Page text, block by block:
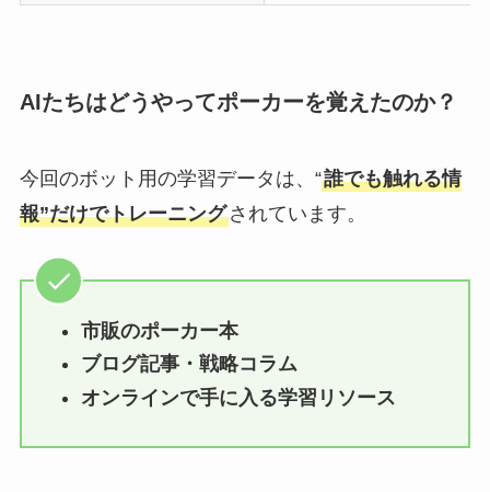
AIたちはどうやってポーカーを覚えたのか？
今回のボット用の学習データは、“誰でも触れる情
報”だけでトレーニングされています。
市販のポーカー本
ブログ記事・戦略コラム
オンラインで手に入る学習リソース